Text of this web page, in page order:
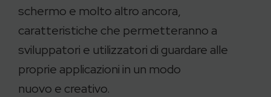
schermo e molto altro ancora,
caratteristiche che permetteranno a
sviluppatori e utilizzatori di guardare alle
proprie applicazioni in un modo
nuovo e creativo.